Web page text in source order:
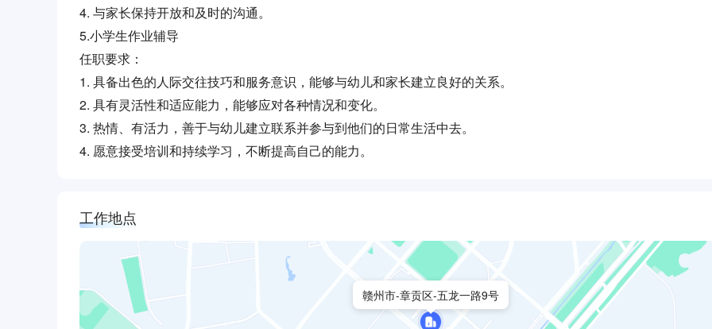
4. 与家长保持开放和及时的沟通。
5.小学生作业辅导
任职要求：
1. 具备出色的人际交往技巧和服务意识，能够与幼儿和家长建立良好的关系。
2. 具有灵活性和适应能力，能够应对各种情况和变化。
3. 热情、有活力，善于与幼儿建立联系并参与到他们的日常生活中去。
4. 愿意接受培训和持续学习，不断提高自己的能力。
工作地点
赣州市-章贡区-五龙一路9号